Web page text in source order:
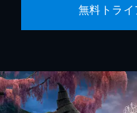
無料トラ